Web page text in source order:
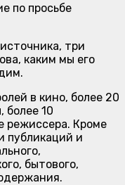
по просьбе
три
каким мы его
в кино, более 20
более 10
режиссера. Кроме
публикаций и
бытового,